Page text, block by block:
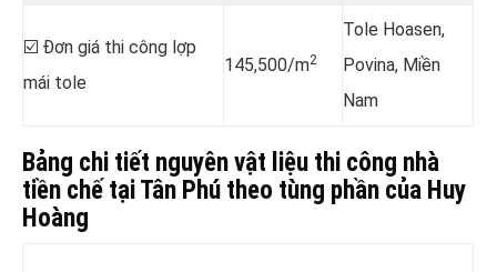
☑️ Đơn giá thi công lợp
mái tole
145,500/m2
Tole Hoasen,
Povina, Miền
Nam
Bảng chi tiết nguyên vật liệu thi công nhà
tiền chế tại Tân Phú theo tùng phần của Huy
Hoàng